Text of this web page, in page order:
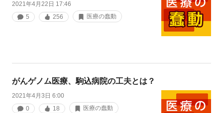
2021年4月22日 17:46
5
256 医療の蠢動
がんゲノム医療、駒込病院の工夫とは？
2021年4月3日 6:00
0
18 医療の蠢動